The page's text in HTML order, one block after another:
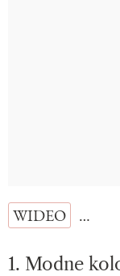
WIDEO …
1. Modne